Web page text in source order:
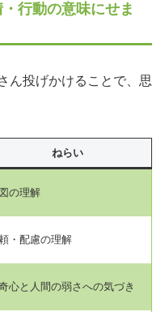
行動の意味にせま
ん投げかけることで、思
ねらい
の理解
・配慮の理解
心と人間の弱さへの気づき